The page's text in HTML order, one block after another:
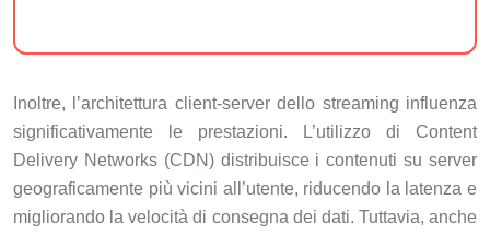
Inoltre, l’architettura client-server dello streaming influenza
significativamente le prestazioni. L’utilizzo di Content
Delivery Networks (CDN) distribuisce i contenuti su server
geograficamente più vicini all’utente, riducendo la latenza e
migliorando la velocità di consegna dei dati. Tuttavia, anche